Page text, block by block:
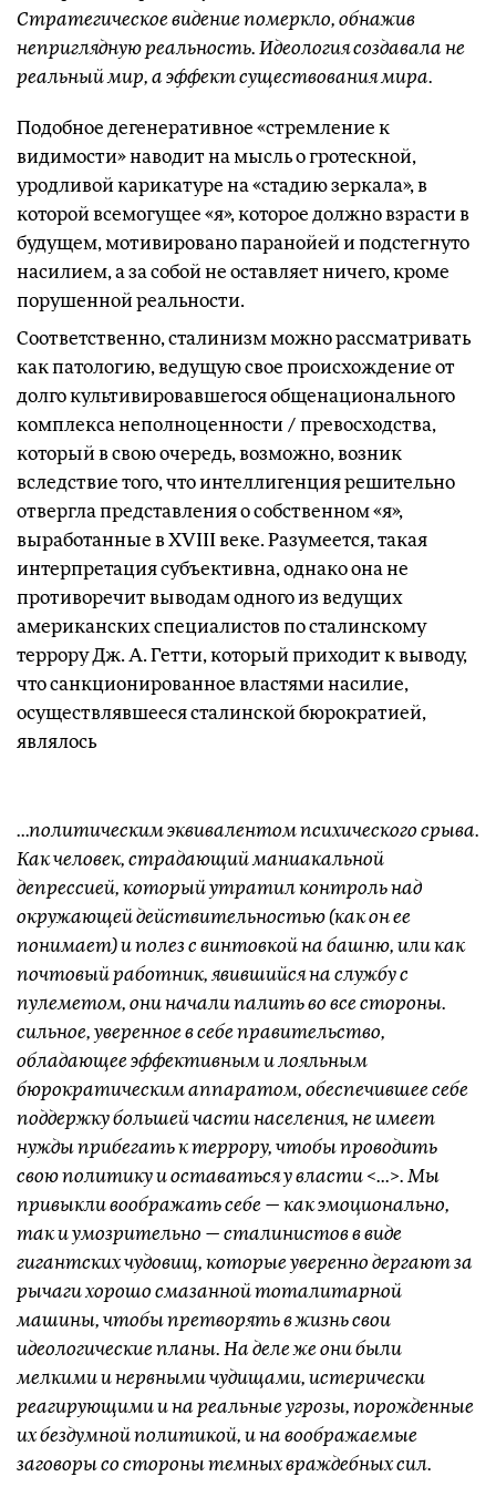
Стратегическое видение померкло, обнажив
неприглядную реальность. Идеология создавала не
реальный мир, а эффект существования мира.
Подобное дегенеративное «стремление к
видимости» наводит на мысль о гротескной,
уродливой карикатуре на «стадию зеркала», в
которой всемогущее «я», которое должно взрасти в
будущем, мотивировано паранойей и подстегнуто
насилием, а за собой не оставляет ничего, кроме
порушенной реальности.
Соответственно, сталинизм можно рассматривать
как патологию, ведущую свое происхождение от
долго культивировавшегося общенационального
комплекса неполноценности / превосходства,
который в свою очередь, возможно, возник
вследствие того, что интеллигенция решительно
отвергла представления о собственном «я»,
выработанные в XVIII веке. Разумеется, такая
интерпретация субъективна, однако она не
противоречит выводам одного из ведущих
американских специалистов по сталинскому
террору Дж. А. Гетти, который приходит к выводу,
что санкционированное властями насилие,
осуществлявшееся сталинской бюрократией,
являлось
...политическим эквивалентом психического срыва.
Как человек, страдающий маниакальной
депрессией, который утратил контроль над
окружающей действительностью (как он ее
понимает) и полез с винтовкой на башню, или как
почтовый работник, явившийся на службу с
пулеметом, они начали палить во все стороны.
сильное, уверенное в себе правительство,
обладающее эффективным и лояльным
бюрократическим аппаратом, обеспечившее себе
поддержку большей части населения, не имеет
нужды прибегать к террору, чтобы проводить
свою политику и оставаться у власти <...>. Мы
привыкли воображать себе — как эмоционально,
так и умозрительно — сталинистов в виде
гигантских чудовищ, которые уверенно дергают за
рычаги хорошо смазанной тоталитарной
машины, чтобы претворять в жизнь свои
идеологические планы. На деле же они были
мелкими и нервными чудищами, истерически
реагирующими и на реальные угрозы, порожденные
их бездумной политикой, и на воображаемые
заговоры со стороны темных враждебных сил.